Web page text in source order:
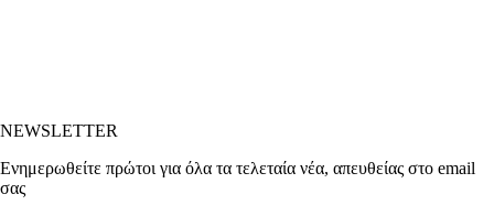
NEWSLETTER
Ενημερωθείτε πρώτοι για όλα τα τελεταία νέα, απευθείας στο email
σας